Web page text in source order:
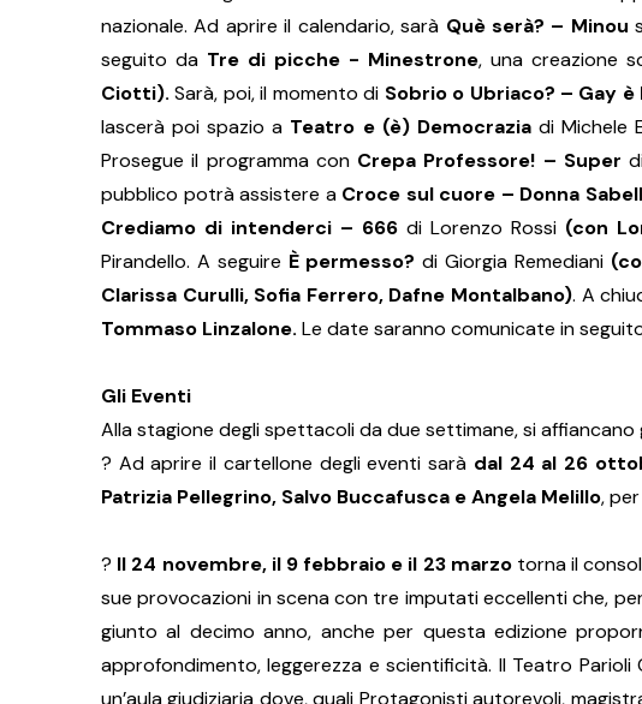
nazionale. Ad aprire il calendario, sarà Què serà? – Minou
seguito da Tre di picche - Minestrone, una creazione
Ciotti). Sarà, poi, il momento di Sobrio o Ubriaco? – Gay è
lascerà poi spazio a Teatro e (è) Democraziadi Michele
Prosegue il programma con Crepa Professore! – Super
pubblico potrà assistere aCroce sul cuore – Donna
Crediamo di intenderci – 666 di Lorenzo Rossi (con
Pirandello. A seguire È permesso? di Giorgia Remediani
Clarissa Curulli, Sofia Ferrero, Dafne Montalbano). A
Tommaso Linzalone. Le date saranno comunicate in
Gli Eventi
Alla stagione degli spettacoli da due settimane, si
? Ad aprire il cartellone degli eventi sarà dal 24 al 26
Patrizia Pellegrino, Salvo Buccafusca e Angela Melillo,
? Il 24 novembre, il 9 febbraio e il 23 marzotorna il
sue provocazioni in scena con tre imputati eccellenti che,
giunto al decimo anno, anche per questa edizione
approfondimento, leggerezza e scientificità. Il Teatro
un’aula giudiziaria dove, quali Protagonisti autorevoli,